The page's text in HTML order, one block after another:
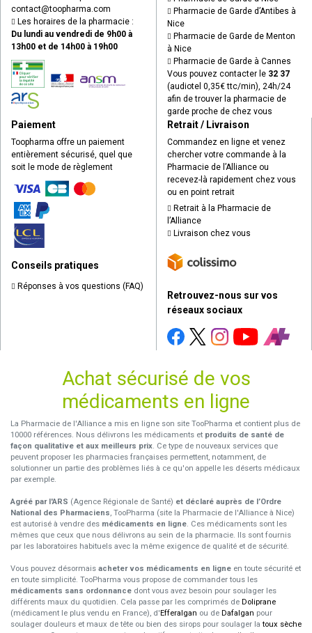
contact@toopharma.com
Les horaires de la pharmacie :
Du lundi au vendredi de 9h00 à
13h00 et de 14h00 à 19h00
Pharmacie de Garde d’Antibes à
Nice
Pharmacie de Garde de Menton
à Nice
Pharmacie de Garde à Cannes
Vous pouvez contacter le 32 37
(audiotel 0,35€ ttc/min), 24h/24
afin de trouver la pharmacie de
garde proche de chez vous
Paiement
Toopharma offre un paiement
entièrement sécurisé, quel que
soit le mode de règlement
Conseils pratiques
Réponses à vos questions (FAQ)
Retrait / Livraison
Commandez en ligne et venez
chercher votre commande à la
Pharmacie de l’Alliance ou
recevez-là rapidement chez vous
ou en point retrait
Retrait à la Pharmacie de
l’Alliance
Livraison chez vous
Retrouvez-nous sur vos
réseaux sociaux
Achat sécurisé de vos
médicaments en ligne
La Pharmacie de l'Alliance a mis en ligne son site TooPharma et contient plus de
10000 références. Nous délivrons les médicaments et produits de santé de
façon qualitative et aux meilleurs prix. Ce type de nouveaux services que
peuvent proposer les pharmacies françaises permettent, notamment, de
solutionner un partie des problèmes liés à ce qu'on appelle les déserts médicaux
par exemple.
Agréé par l'ARS (Agence Régionale de Santé) et déclaré auprès de l’Ordre
National des Pharmaciens, TooPharma (site la Pharmacie de l'Alliance à Nice)
est autorisé à vendre des médicaments en ligne. Ces médicaments sont les
mêmes que ceux que nous délivrons au sein de la pharmacie. Ils sont fournis
par les laboratoires habituels avec la même exigence de qualité et de sécurité.
Vous pouvez désormais acheter vos médicaments en ligne en toute sécurité et
en toute simplicité. TooPharma vous propose de commander tous les
médicaments sans ordonnance dont vous avez besoin pour soulager les
différents maux du quotidien. Cela passe par les comprimés de Doliprane
(médicament le plus vendu en France), d'Efferalgan ou de Dafalgan pour
soulager douleurs et maux de tête ou bien des sirops pour soulager latoux sèche